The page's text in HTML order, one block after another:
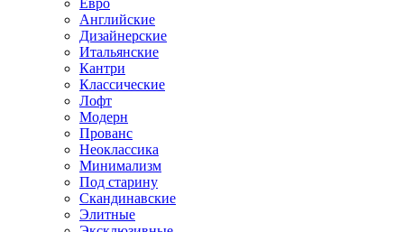
Евро
Английские
Дизайнерские
Итальянские
Кантри
Классические
Лофт
Модерн
Прованс
Неоклассика
Минимализм
Под старину
Скандинавские
Элитные